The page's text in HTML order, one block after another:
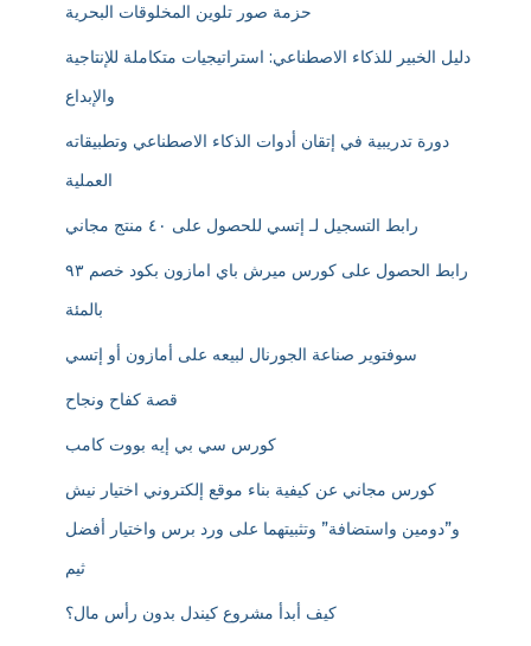
حزمة صور تلوين المخلوقات البحرية
دليل الخبير للذكاء الاصطناعي: استراتيجيات متكاملة للإنتاجية
والإبداع
دورة تدريبية في إتقان أدوات الذكاء الاصطناعي وتطبيقاته
العملية
رابط التسجيل لـ إتسي للحصول على ٤٠ منتج مجاني
رابط الحصول على كورس ميرش باي امازون بكود خصم ٩٣
بالمئة
سوفتوير صناعة الجورنال لبيعه على أمازون أو إتسي
قصة كفاح ونجاح
كورس سي بي إيه بووت كامب
كورس مجاني عن كيفية بناء موقع إلكتروني اختيار نيش
و”دومين واستضافة” وتثبيتهما على ورد برس واختيار أفضل
ثيم
كيف أبدأ مشروع كيندل بدون رأس مال؟